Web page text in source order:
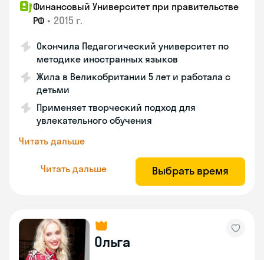
Финансовый Университет при правительстве
РФ • 2015 г.
Окончила Педагогический университет по
методике иностранных языков
Жила в Великобритании 5 лет и работала с
детьми
Применяет творческий подход для
увлекательного обучения
Читать дальше
Читать дальше Выбрать время
Ольга